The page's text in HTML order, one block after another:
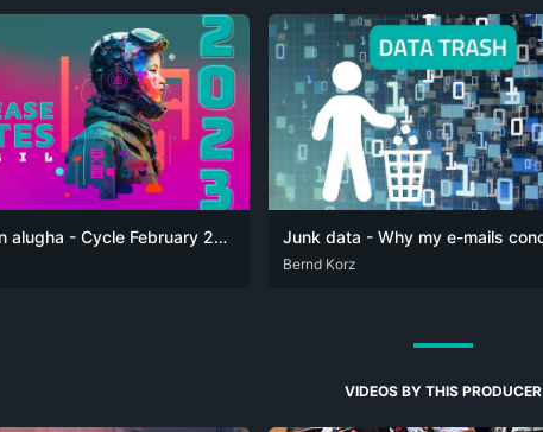
Updates on alugha - Cycle February 2023 to April 2023
DEU ENG
Bernd Korz
VIDEOS BY THIS PRODUCER